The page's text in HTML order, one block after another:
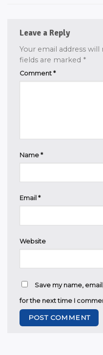
Leave a Reply
Your email address
fields are marked *
Comment *
Name *
Email *
Website
Save my name,
for the next time I